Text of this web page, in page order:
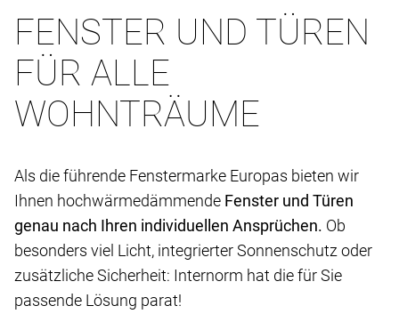
FENSTER UND TÜREN
FÜR ALLE
WOHNTRÄUME
Als die führende Fenstermarke Europas bieten wir
Ihnen hochwärmedämmende Fenster und Türen
genau nach Ihren individuellen Ansprüchen. Ob
besonders viel Licht, integrierter Sonnenschutz oder
zusätzliche Sicherheit: Internorm hat die für Sie
passende Lösung parat!